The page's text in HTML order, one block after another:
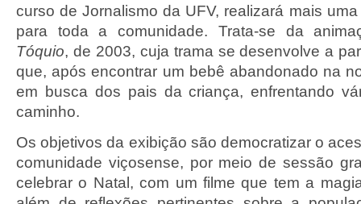
curso de Jornalismo da UFV, realizará mais
para toda a comunidade. Trata-se da
Tóquio, de 2003, cuja trama se desenvolve a
que, após encontrar um bebê abandonado na
em busca dos pais da criança, enfrentando
caminho.
Os objetivos da exibição são democratizar o
comunidade viçosense, por meio de sessão
celebrar o Natal, com um filme que tem a